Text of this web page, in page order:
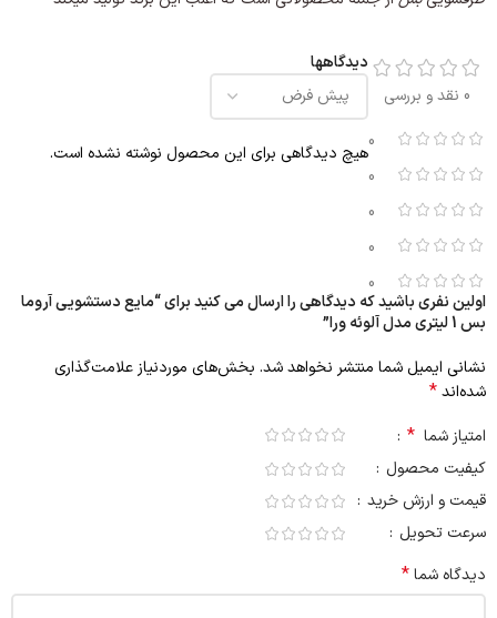
0 نقد و بررسی
0
0
0
0
0
دیدگاهها
هیچ دیدگاهی برای این محصول نوشته نشده است.
اولین نفری باشید که دیدگاهی را ارسال می کنید برای “مایع دستشویی آروما
بس 1 لیتری مدل آلوئه ورا”
نشانی ایمیل شما منتشر نخواهد شد. بخش‌های موردنیاز علامت‌گذاری
شده‌اند*
امتیاز شما *
کیفیت محصول
قیمت و ارزش خرید
سرعت تحویل
دیدگاه شما*